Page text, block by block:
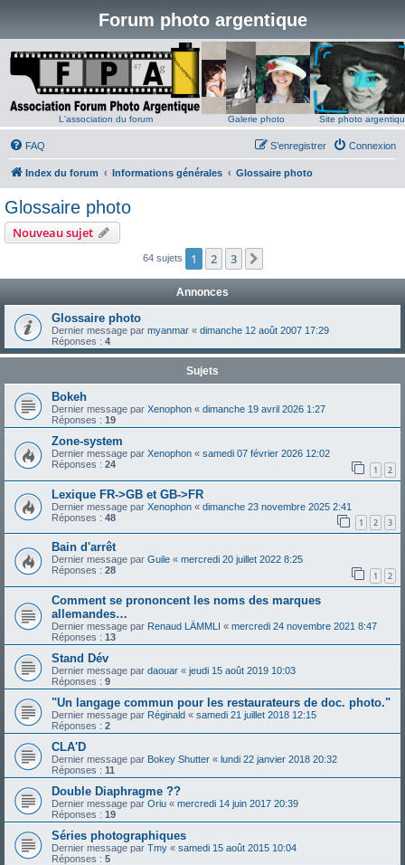
Forum photo argentique
L'association du forum Galerie photo Site photo
FAQ Connexion
S’enregistrer
Index du forum Informations générales Glossaire photo
Glossaire photo
Nouveau sujet
64 sujets 1 2 3
Annonces
Glossaire photo
Dernier message par myanmar « dimanche 12 août 2007 17:29
Réponses : 4
Sujets
Bokeh
Dernier message par Xenophon « dimanche 19 avril 2026 1:27
Réponses : 19
Zone-system
Dernier message par Xenophon « samedi 07 février 2026 12:02
Réponses : 24 1 2
Lexique FR->GB et GB->FR
Dernier message par Xenophon « dimanche 23 novembre 2025 2:41
Réponses : 48 1 2 3
Bain d'arrêt
Dernier message par Guile « mercredi 20 juillet 2022 8:25
Réponses : 28 1 2
Comment se prononcent les noms des marques
allemandes…
Dernier message par Renaud LÄMMLI « mercredi 24 novembre 2021 8:47
Réponses : 13
Stand Dév
Dernier message par daouar « jeudi 15 août 2019 10:03
Réponses : 9
"Un langage commun pour les restaurateurs de doc. photo."
Dernier message par Réginald « samedi 21 juillet 2018 12:15
Réponses : 2
CLA'D
Dernier message par Bokey Shutter « lundi 22 janvier 2018 20:32
Réponses : 11
Double Diaphragme ??
Dernier message par Oriu « mercredi 14 juin 2017 20:39
Réponses : 19
Séries photographiques
Dernier message par Tmy « samedi 15 août 2015 10:04
Réponses : 5